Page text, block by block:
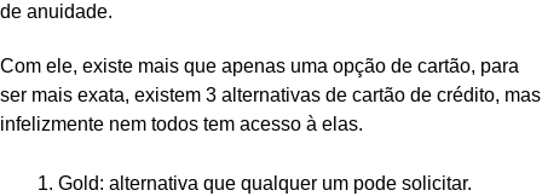
de anuidade.
Com ele, existe mais que apenas uma opção de cartão, para
ser mais exata, existem 3 alternativas de cartão de crédito, mas
infelizmente nem todos tem acesso à elas.
Gold: alternativa que qualquer um pode solicitar.